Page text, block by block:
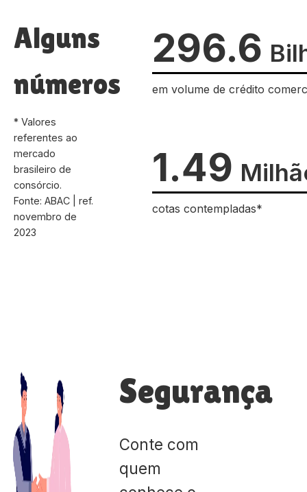
Alguns
números
* Valores
referentes ao
mercado
brasileiro de
consórcio.
Fonte: ABAC | ref.
novembro de
2023
296.6
em volume de crédito
1.49
cotas contempladas*
Segurança
Conte com
quem